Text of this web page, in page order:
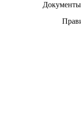
Документы